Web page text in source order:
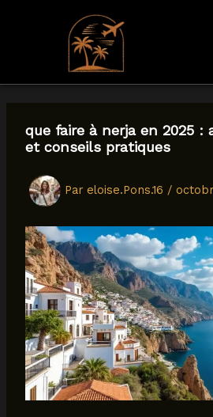
Aller
que faire à nerja en 2025 :
et conseils pratiques
Par eloise.Pons.16 /